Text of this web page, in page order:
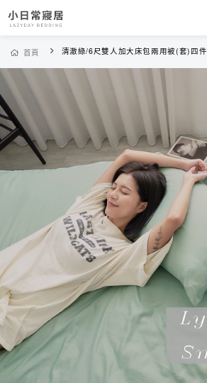
首頁 清澈綠/6尺雙人加大床包兩用被(套)四件組(含枕套)台灣製